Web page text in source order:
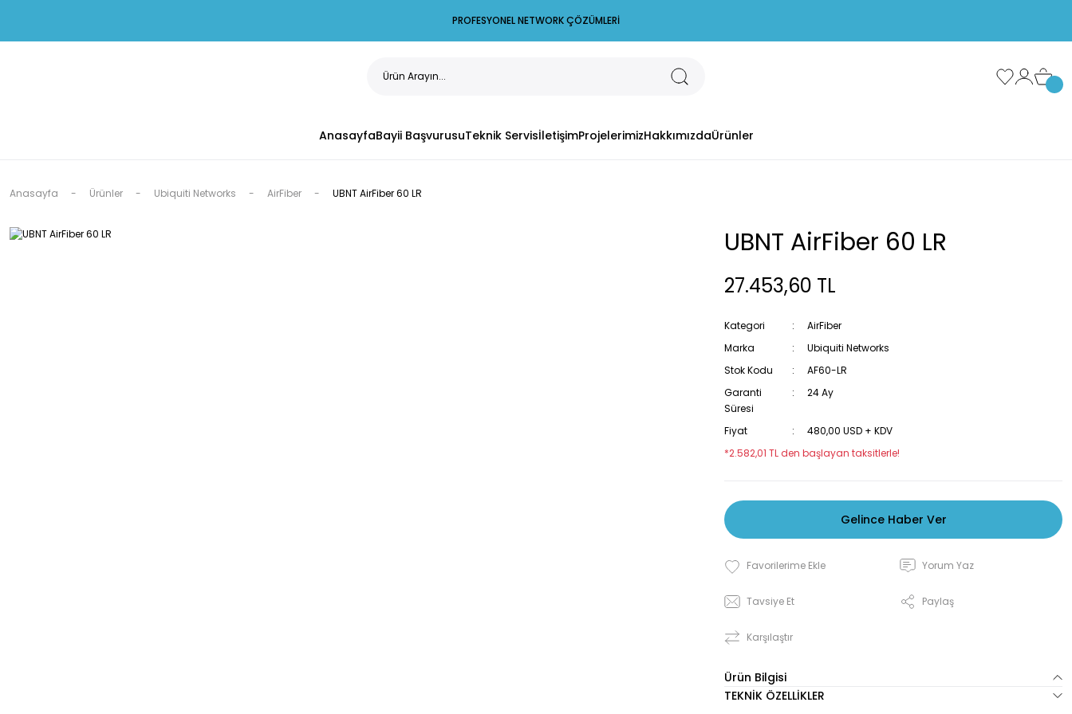
PROFESYONEL NETWORK ÇÖZÜMLERİ
AnasayfaBayii BaşvurusuTeknik ServisİletişimProjelerimizHakkımızdaÜrünler
Anasayfa Ürünler Ubiquiti Networks AirFiber UBNT AirFiber 60 LR
UBNT AirFiber 60 LR
27.453,60 TL
Kategori
AirFiber
Marka
Ubiquiti Networks
Stok Kodu
AF60-LR
Garanti
Süresi
24 Ay
Fiyat
480,00 USD + KDV
*2.582,01 TL den başlayan taksitlerle!
Gelince Haber Ver
Yorum Yaz
Tavsiye Et Paylaş
Karşılaştır
Ürün Bilgisi
TEKNİK ÖZELLİKLER